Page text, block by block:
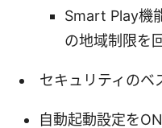
Smart Play機
の地域制限を
セキュリティのベ
自動起動設定を